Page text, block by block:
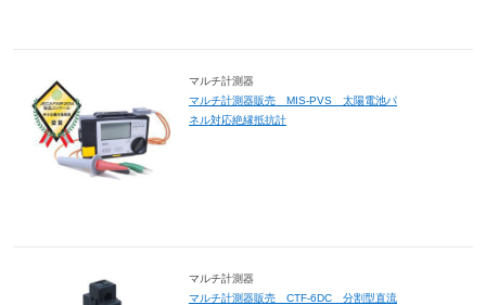
マルチ計測器
マルチ計測器販売 MIS-PVS 太陽電池パ
ネル対応絶縁抵抗計
マルチ計測器
マルチ計測器販売 CTF-6DC 分割型直流